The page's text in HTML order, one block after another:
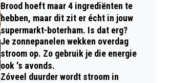
Brood hoeft maar 4 ingrediënten te
hebben, maar dit zit er écht in jouw
supermarkt-boterham. Is dat erg?
Je zonnepanelen wekken overdag
stroom op. Zo gebruik je die energie
ook 's avonds.
Zóveel duurder wordt stroom in